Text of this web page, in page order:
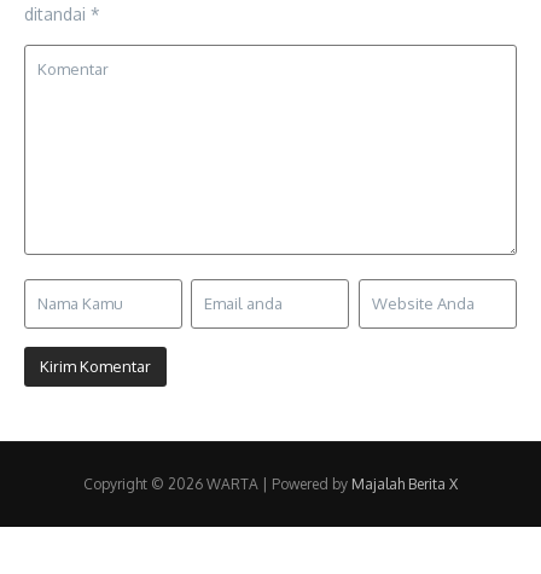
ditandai *
Copyright © 2026 WARTA | Powered by Majalah Berita X